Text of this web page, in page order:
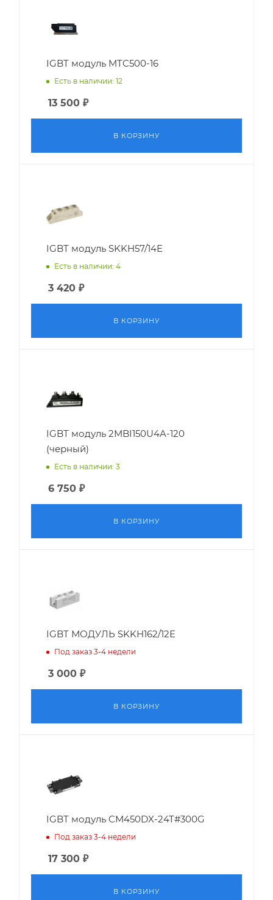
IGBT модуль MTC500-16
Есть в наличии: 12
13 500 ₽
В КОРЗИНУ
IGBT модуль SKKH57/14E
Есть в наличии: 4
3 420 ₽
В КОРЗИНУ
IGBT модуль 2MBI150U4A-120
(черный)
Есть в наличии: 3
6 750 ₽
В КОРЗИНУ
IGBT МОДУЛЬ SKKH162/12E
Под заказ 3-4 недели
3 000 ₽
В КОРЗИНУ
IGBT модуль CM450DX-24T#300G
Под заказ 3-4 недели
17 300 ₽
В КОРЗИНУ